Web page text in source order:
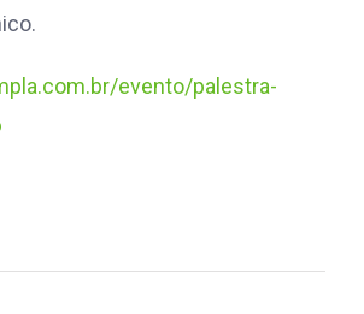
evento/palestra-